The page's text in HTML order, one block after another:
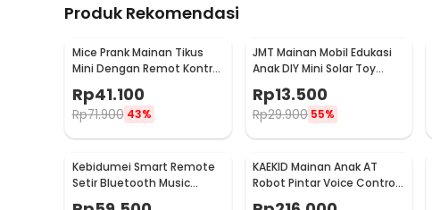
video. Beli aja, dijamin gak bakal nyesel
Produk Rekomendasi
Mice Prank Mainan Tikus
Mini Dengan Remot Kontrol
Rp41.100
Rp71.900 43%
JMT Mainan Mobil Edukasi
Anak DIY Mini Solar Toy
Puzzle IQ Robot - TM-103
Rp13.500
Rp29.900 55%
Kebidumei Smart Remote
Setir Bluetooth Music
KAEKID Mainan Anak AT
Robot Pintar Voice Control
Talking Dancing - YZ001